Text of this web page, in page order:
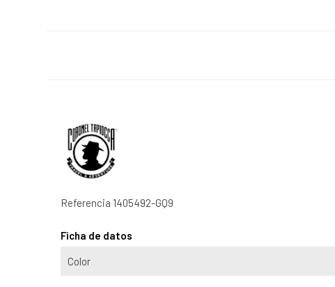
Referencia 1405492-GQ9
Ficha de datos
Color